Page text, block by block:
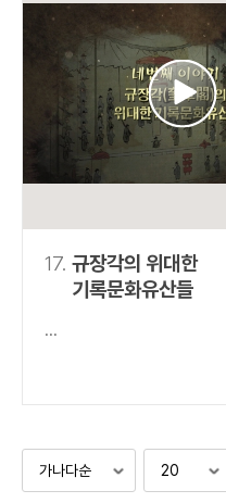
17. 규장각의 위대한
기록문화유산들
...